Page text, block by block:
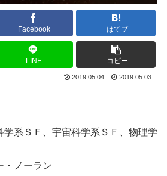
Facebook はてブ
LINE コピー
2019.05.04 2019.05.03
学系ＳＦ、宇宙科学系ＳＦ、物理学
・ノーラン